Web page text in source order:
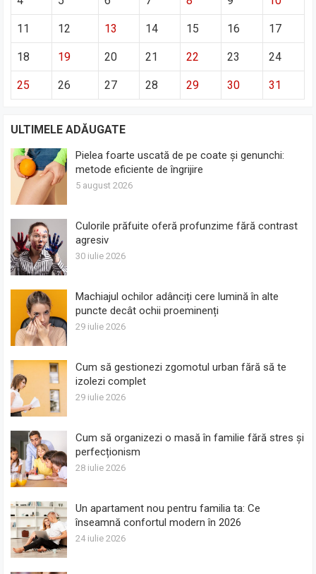
11 12 13 14 15 16 17
18 19 20 21 22 23 24
25 26 27 28 29 30 31
ULTIMELE ADĂUGATE
Pielea foarte uscată de pe coate și genunchi:
metode eficiente de îngrijire
5 august 2026
Culorile prăfuite oferă profunzime fără contrast
agresiv
30 iulie 2026
Machiajul ochilor adânciți cere lumină în alte
puncte decât ochii proeminenți
29 iulie 2026
Cum să gestionezi zgomotul urban fără să te
izolezi complet
29 iulie 2026
Cum să organizezi o masă în familie fără stres și
perfecționism
28 iulie 2026
Un apartament nou pentru familia ta: Ce
înseamnă confortul modern în 2026
24 iulie 2026